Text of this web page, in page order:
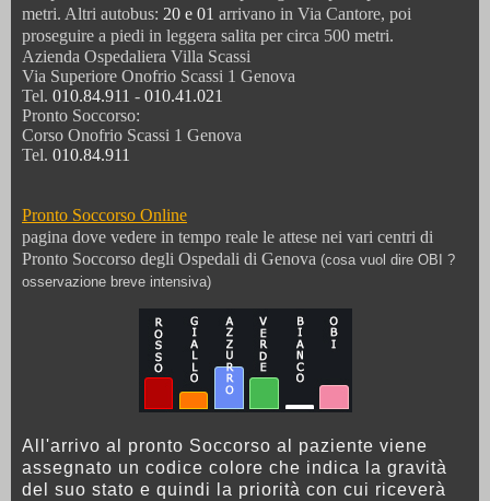
metri. Altri autobus: 20 e 01 arrivano in Via Cantore, poi
proseguire a piedi in leggera salita per circa 500 metri.
Azienda Ospedaliera Villa Scassi
Via Superiore Onofrio Scassi 1 Genova
Tel. 010.84.911 - 010.41.021
Pronto Soccorso:
Corso Onofrio Scassi 1 Genova
Tel. 010.84.911
Pronto Soccorso Online
pagina dove vedere in tempo reale le attese nei vari centri di
Pronto Soccorso degli Ospedali di Genova (cosa vuol dire OBI ?
osservazione breve intensiva)
All'arrivo al pronto Soccorso al paziente viene
assegnato un codice colore che indica la gravità
del suo stato e quindi la priorità con cui riceverà